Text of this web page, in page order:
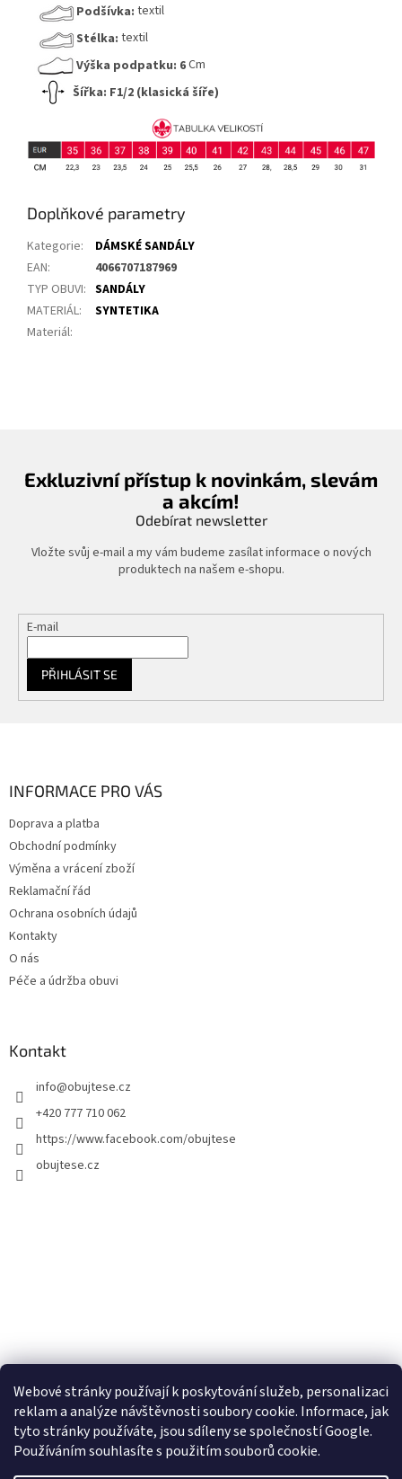
Webové stránky používají k poskytování služeb, personalizaci
reklam a analýze návštěvnosti soubory cookie. Informace, jak
tyto stránky používáte, jsou sdíleny se společností Google.
Používáním souhlasíte s použitím souborů cookie.
Podšívka: textil
Stélka: textil
Výška podpatku: 6Cm
Šířka: F1/2 (klasická šíře)
Doplňkové parametry
Kategorie:
DÁMSKÉ SANDÁLY
EAN:
4066707187969
TYP OBUVI: SANDÁLY
MATERIÁL:
SYNTETIKA
Materiál:
Exkluzivní přístup k novinkám, slevám
a akcím!
Odebírat newsletter
Vložte svůj e-mail a my vám budeme zasílat informace o nových
produktech na našem e-shopu.
E-mail
PŘIHLÁSIT SE
INFORMACE PRO VÁS
Doprava a platba
Obchodní podmínky
Výměna a vrácení zboží
Reklamační řád
Ochrana osobních údajů
Kontakty
O nás
Péče a údržba obuvi
Kontakt
info@obujtese.cz
+420 777 710 062
https://www.facebook.com/obujtese
obujtese.cz